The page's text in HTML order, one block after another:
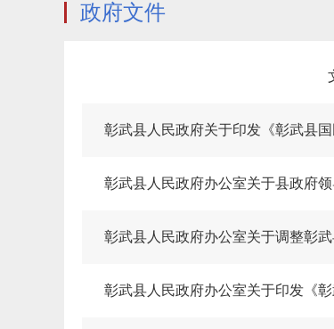
政府文件
彰武县人民政府办公室关于县政府
彰武县人民政府办公室关于调整彰